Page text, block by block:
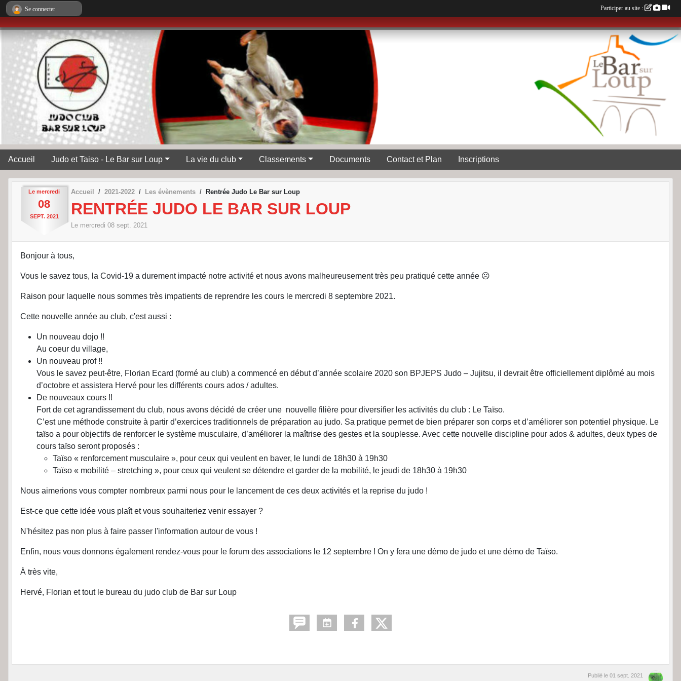
Accueil Judo et Taiso - Le Bar sur Loup La vie du club Classements Documents Contact et Plan Inscriptions
Le mercredi
08
SEPT. 2021
Accueil 2021-2022 Les évènements Rentrée Judo Le Bar sur Loup
RENTRÉE JUDO LE BAR SUR LOUP
Le mercredi 08 sept. 2021
Bonjour à tous,
Vous le savez tous, la Covid-19 a durement impacté notre activité et nous avons malheureusement très peu pratiqué cette année ☹
Raison pour laquelle nous sommes très impatients de reprendre les cours le mercredi 8 septembre 2021.
Cette nouvelle année au club, c'est aussi :
Un nouveau dojo !!
Au coeur du village,
Un nouveau prof !!
Vous le savez peut-être, Florian Ecard (formé au club) a commencé en début d’année scolaire 2020 son BPJEPS Judo – Jujitsu, il devrait être officiellement diplômé au mois
d’octobre et assistera Hervé pour les différents cours ados / adultes.
De nouveaux cours !!
Fort de cet agrandissement du club, nous avons décidé de créer une nouvelle filière pour diversifier les activités du club : Le Taïso.
C’est une méthode construite à partir d’exercices traditionnels de préparation au judo. Sa pratique permet de bien préparer son corps et d’améliorer son potentiel physique. Le
taïso a pour objectifs de renforcer le système musculaire, d’améliorer la maîtrise des gestes et la souplesse. Avec cette nouvelle discipline pour ados & adultes, deux types de
cours taïso seront proposés :
Taïso « renforcement musculaire », pour ceux qui veulent en baver, le lundi de 18h30 à 19h30
Taïso « mobilité – stretching », pour ceux qui veulent se détendre et garder de la mobilité, le jeudi de 18h30 à 19h30
Nous aimerions vous compter nombreux parmi nous pour le lancement de ces deux activités et la reprise du judo !
Est-ce que cette idée vous plaît et vous souhaiteriez venir essayer ?
N'hésitez pas non plus à faire passer l'information autour de vous !
Enfin, nous vous donnons également rendez-vous pour le forum des associations le 12 septembre ! On y fera une démo de judo et une démo de Taïso.
À très vite,
Hervé, Florian et tout le bureau du judo club de Bar sur Loup
Publié le 01 sept. 2021
Se connecter Participer au site :
Panneau de gestion des cookies